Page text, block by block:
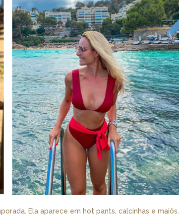
Ela aparece em hot pants, calcinhas e maiôs.